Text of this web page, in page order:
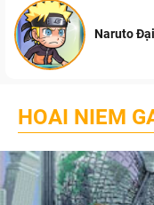
Naruto
HOAI NIEM